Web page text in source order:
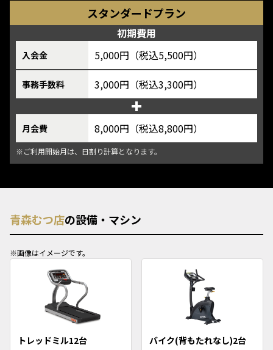
スタンダードプラン
初期費用
入会金 5,000円（税込5,500円）
事務手数料 3,000円（税込3,300円）
月会費 8,000円（税込8,800円）
※ご利用開始月は、日割り計算となります。
青森むつ店の設備・マシン
※画像はイメージです。
トレッドミル12台 バイク(背もたれなし)2台